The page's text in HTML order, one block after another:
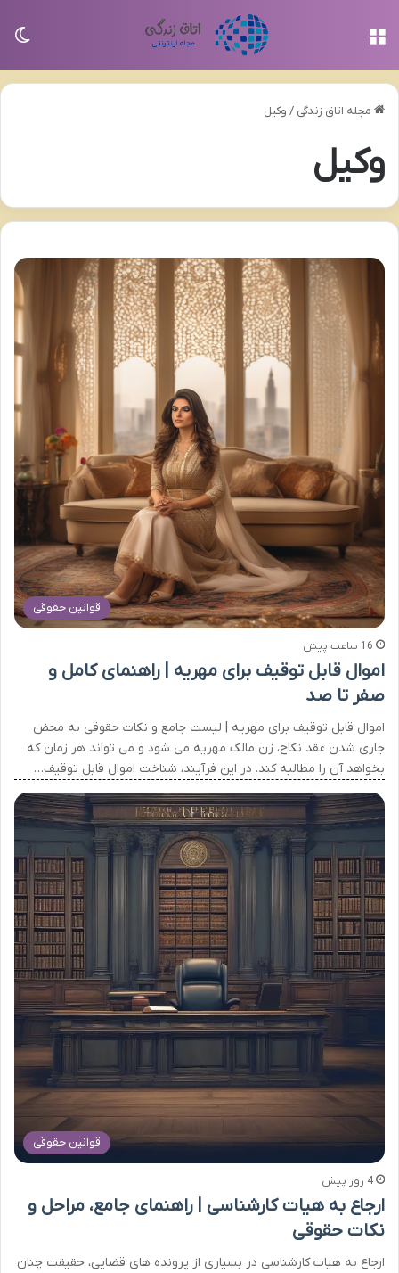
مجله اتاق زندگی / وکیل
وکیل
قوانین حقوقی
16 ساعت پیش
اموال قابل توقیف برای مهریه | راهنمای کامل و
صفر تا صد
اموال قابل توقیف برای مهریه | لیست جامع و نکات حقوقی به محض
جاری شدن عقد نکاح، زن مالک مهریه می شود و می تواند هر زمان که
بخواهد آن را مطالبه کند. در این فرآیند، شناخت اموال قابل توقیف…
قوانین حقوقی
4 روز پیش
ارجاع به هیات کارشناسی | راهنمای جامع، مراحل و
نکات حقوقی
ارجاع به هیات کارشناسی در بسیاری از پرونده های قضایی، حقیقت چنان